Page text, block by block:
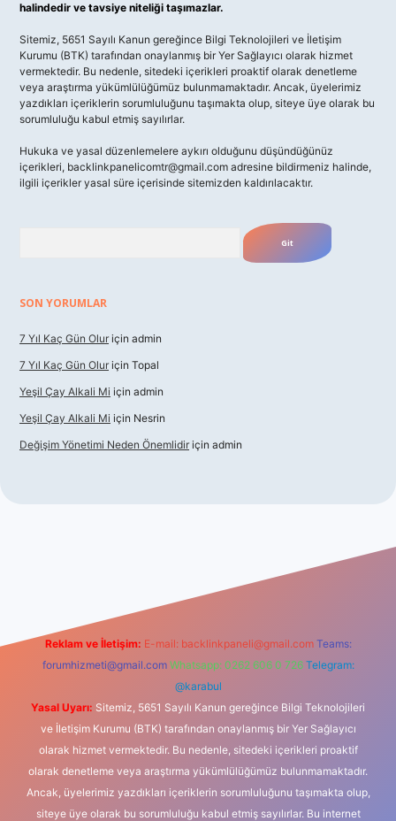
halindedir ve tavsiye niteliği taşımazlar.
Sitemiz, 5651 Sayılı Kanun gereğince Bilgi Teknolojileri ve İletişim
Kurumu (BTK) tarafından onaylanmış bir Yer Sağlayıcı olarak hizmet
vermektedir. Bu nedenle, sitedeki içerikleri proaktif olarak denetleme
veya araştırma yükümlülüğümüz bulunmamaktadır. Ancak, üyelerimiz
yazdıkları içeriklerin sorumluluğunu taşımakta olup, siteye üye olarak bu
sorumluluğu kabul etmiş sayılırlar.
Hukuka ve yasal düzenlemelere aykırı olduğunu düşündüğünüz
içerikleri, backlinkpanelicomtr@gmail.com adresine bildirmeniz halinde,
ilgili içerikler yasal süre içerisinde sitemizden kaldırılacaktır.
SON YORUMLAR
7 Yıl Kaç Gün Olur için admin
7 Yıl Kaç Gün Olur için Topal
Yeşil Çay Alkali Mi için admin
Yeşil Çay Alkali Mi için Nesrin
Değişim Yönetimi Neden Önemlidir için admin
Reklam ve İletişim: E-mail: backlinkpaneli@gmail.com Teams:
forumhizmeti@gmail.com Whatsapp: 0262 606 0 726 Telegram:
@karabul
Yasal Uyarı: Sitemiz, 5651 Sayılı Kanun gereğince Bilgi Teknolojileri
ve İletişim Kurumu (BTK) tarafından onaylanmış bir Yer Sağlayıcı
olarak hizmet vermektedir. Bu nedenle, sitedeki içerikleri proaktif
olarak denetleme veya araştırma yükümlülüğümüz bulunmamaktadır.
Ancak, üyelerimiz yazdıkları içeriklerin sorumluluğunu taşımakta olup,
siteye üye olarak bu sorumluluğu kabul etmiş sayılırlar. Bu internet